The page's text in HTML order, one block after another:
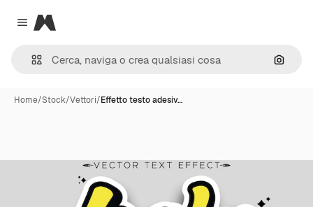
Close menu
Magnific
Cerca
Home/Stock/Vettori/Effetto testo adesiv…